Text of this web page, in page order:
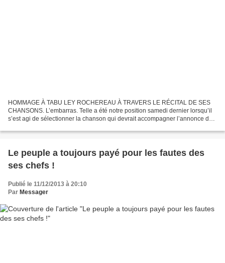
HOMMAGE À TABU LEY ROCHEREAU À TRAVERS LE RÉCITAL DE SES
CHANSONS. L’embarras. Telle a été notre position samedi dernier lorsqu’il
s’est agi de sélectionner la chanson qui devrait accompagner l’annonce du
Le peuple a toujours payé pour les fautes des
ses chefs !
Publié le 11/12/2013 à 20:10
Par Messager